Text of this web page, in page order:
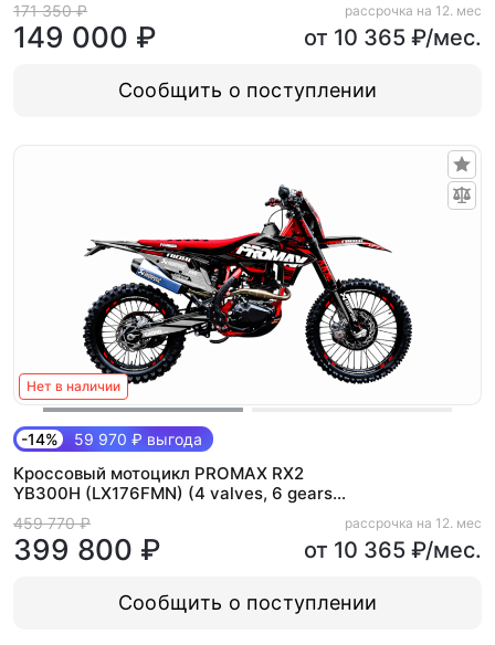
171 350 ₽
149 000 ₽
рассрочка на 12. мес
от 10 365 ₽/мес.
Сообщить о поступлении
Нет в наличии
-14% 59 970 ₽ выгода
Кроссовый мотоцикл PROMAX RX2
YB300H (LX176FMN) (4 valves, 6 gears)
Красный
459 770 ₽
399 800 ₽
рассрочка на 12. мес
от 10 365 ₽/мес.
Сообщить о поступлении